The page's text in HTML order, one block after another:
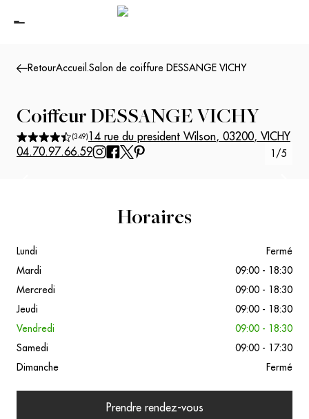
RetourAccueil .Salon de coiffure DESSANGE VICHY
Coiffeur DESSANGE VICHY
(349) 14 rue du president Wilson, 03200, VICHY
04.70.97.66.59
1 /5
Horaires
Lundi
Fermé
Mardi
09:00 - 18:30
Mercredi
09:00 - 18:30
Jeudi
09:00 - 18:30
Vendredi
09:00 - 18:30
Samedi
09:00 - 17:30
Dimanche
Fermé
Prendre rendez-vous